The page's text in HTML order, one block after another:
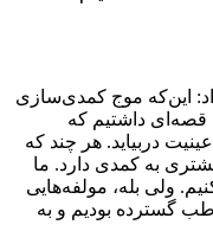
داد: این‌که موج کمدی‌سازی
قصه‌ای داشتیم که
دربیاید. هر چند که
به کمدی دارد. ما
ولی بله، مولفه‌هایی
گسترده بودیم و به